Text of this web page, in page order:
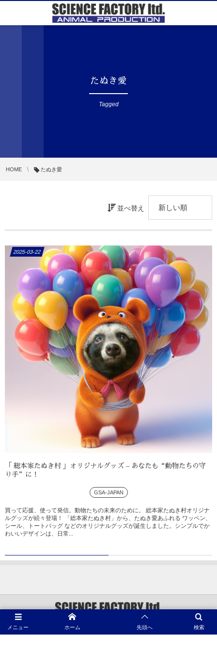
たぬき愛
Tagged
HOME たぬき愛
並べ替え
2025-03-22
「 総本家たぬき村 」オリジナルグッズ – あなたも“動物たちの守
り手”に！
GSA-JAPAN
買って応援、使って発信。動物たちの未来のために。 総本家たぬき村オリジナ
ルグッズが続々登場！ 「総本家たぬき村」から、たぬき愛あふれる ワッペン、
シール、トートバッグ などのオリジナルグッズが誕生しました。シンプルでか
わいいデザインは、日常...
1996 - 2026 動物プロダクション SCIENCE FACTORY ltd.
メニュー 検索
ホーム 先頭へ